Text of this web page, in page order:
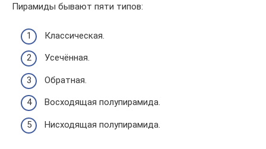
Пирамиды бывают пяти типов:
Классическая.
Усечённая.
Обратная.
Восходящая полупирамида.
Нисходящая полупирамида.